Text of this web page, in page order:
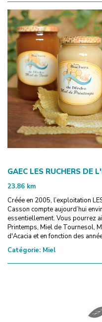
GAEC LES RUCHERS DE
23.86 km
Créée en 2005, l’exploitation
Casson compte aujourd’hui
essentiellement. Vous pourrez
Printemps, Miel de Tournesol,
d'Acacia et en fonction des
Catégorie: Miel